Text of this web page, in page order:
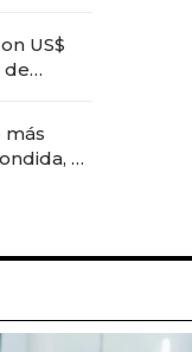
US$
de
más
el